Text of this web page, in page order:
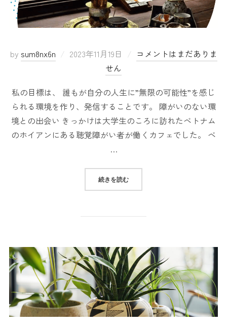
by sum8nx6n 2023年11月19日
コメントはまだありま
せん
私の目標は、 誰もが自分の人生に”無限の可能性”を感じ
られる環境を作り、発信することです。 障がいのない環
境との出会い きっかけは大学生のころに訪れたベトナム
のホイアンにある聴覚障がい者が働くカフェでした。 ベ
…
続きを読む